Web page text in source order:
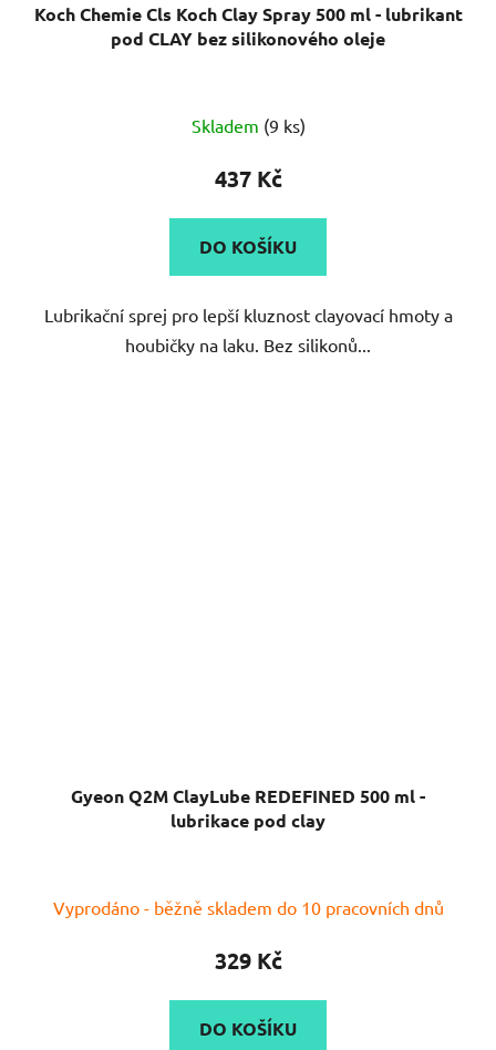
Koch Chemie Cls Koch Clay Spray 500 ml - lubrikant
pod CLAY bez silikonového oleje
Skladem (9 ks)
437 Kč
DO KOŠÍKU
Lubrikační sprej pro lepší kluznost clayovací hmoty a
houbičky na laku. Bez silikonů...
Gyeon Q2M ClayLube REDEFINED 500 ml -
lubrikace pod clay
hodnocení
produktu
5,0
z
Vyprodáno - běžně skladem do 10 pracovních dnů
329 Kč
DO KOŠÍKU